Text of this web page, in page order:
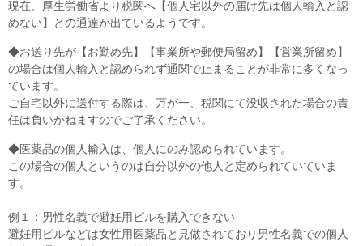
現在、厚生労働省より税関へ【個人宅以外の届け先は個人輸入と認
めない】との通達が出ているようです。
◆お送り先が【お勤め先】【事業所や郵便局留め】【営業所留め】
の場合は個人輸入と認められず通関で止まることが非常に多くなっ
ています。
ご自宅以外に送付する際は、万が一、税関にて没収された場合の責
任は負いかねますのでご了承ください。
◆医薬品の個人輸入は、個人にのみ認められています。
この場合の個人というのは自分以外の他人と定められていていま
す。
例１：男性名義で避妊用ピルを購入できない
避妊用ピルなどは女性用医薬品と見做されており男性名義での個人